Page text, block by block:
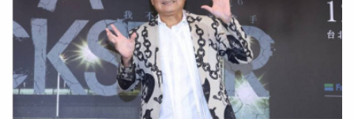
《惡作劇之吻》與《被偷走的那五年》，讓她感受到愛情不
只是浪漫，更關乎理解與成長。勵馨基金會執行長王玥好也
表示，長期陪伴性別暴力與創傷倖存者時，常聽見當事人質
疑「是不是我記錯了」。當愛與恐懼交織，電影中的情境其
實每天都在現實中上演。臺灣高一生創辦 Girliftify倡議組
織！陳以甯以《深度安靜》串聯公益包場關注女性議題。